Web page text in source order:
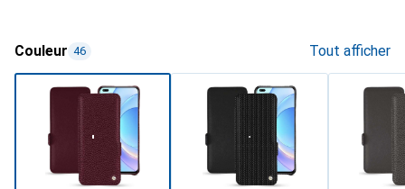
Couleur 46 Tout afficher